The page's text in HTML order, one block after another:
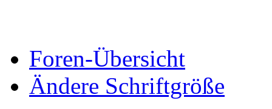
Foren-Übersicht
Ändere Schriftgröße